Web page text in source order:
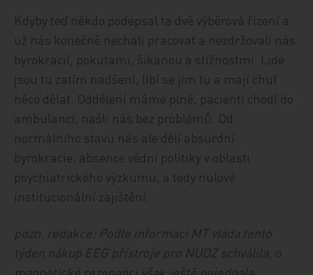
Kdyby teď někdo podepsal ta dvě výběrová řízení a
už nás konečně nechali pracovat a nezdržovali nás
byrokracií, pokutami, šikanou a stížnostmi. Lidé
jsou tu zatím nadšení, líbí se jim tu a mají chuť
něco dělat. Oddělení máme plné, pacienti chodí do
ambulancí, našli nás bez problémů. Od
normálního stavu nás ale dělí absurdní
byrokracie, absence vědní politiky v oblasti
psychiatrického výzkumu, a tedy nulové
institucionální zajištění.
pozn. redakce: Podle informací MT vláda tento
týden nákup EEG přístroje pro NUDZ schválila, o